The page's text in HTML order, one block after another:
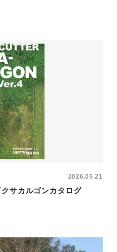
2026.05.21
クサカルゴンカタログ